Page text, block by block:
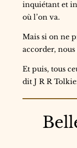
inquiétant et
où l’on va.
Mais si on ne
accorder,
Et puis, tous
dit J R R